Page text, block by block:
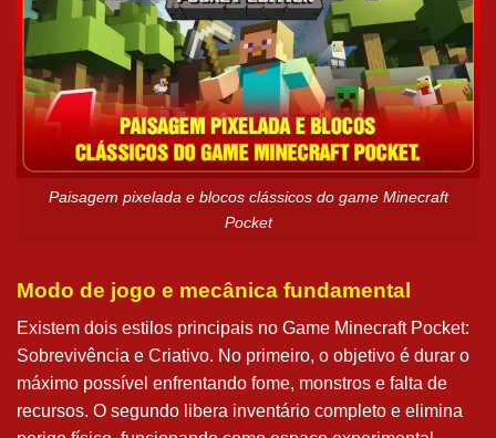
Paisagem pixelada e blocos clássicos do game Minecraft
Pocket
Modo de jogo e mecânica fundamental
Existem dois estilos principais no Game Minecraft Pocket:
Sobrevivência e Criativo. No primeiro, o objetivo é durar o
máximo possível enfrentando fome, monstros e falta de
recursos. O segundo libera inventário completo e elimina